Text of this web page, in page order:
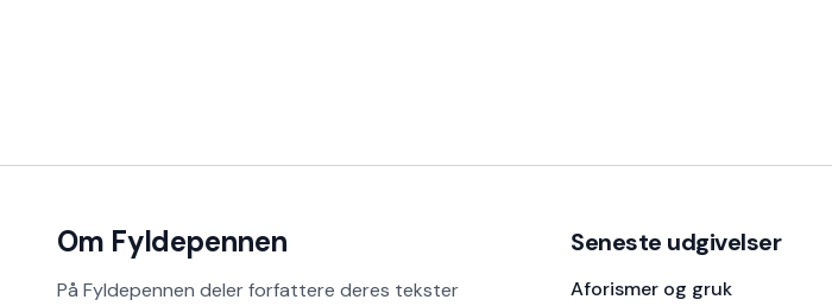
Om Fyldepennen
På Fyldepennen deler forfattere deres tekster
Seneste udgivelser
Aforismer og gruk